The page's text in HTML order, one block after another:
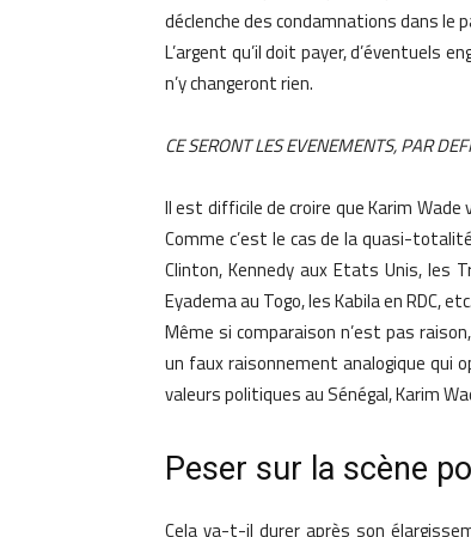
déclenche des condamnations dans le
L’argent qu’il doit payer, d’éventuels
n’y changeront rien.
CE SERONT LES EVENEMENTS, PAR
Il est difficile de croire que Karim
Comme c’est le cas de la quasi-
Clinton, Kennedy aux Etats Unis, les
Eyadema au Togo, les Kabila en RDC, etc.
Même si comparaison n’est pas
un faux raisonnement analogique qui
valeurs politiques au Sénégal, Karim
Peser sur la scène
Cela va-t-il durer après son